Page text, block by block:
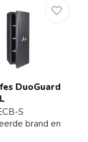
DuoGuard
S
brand en